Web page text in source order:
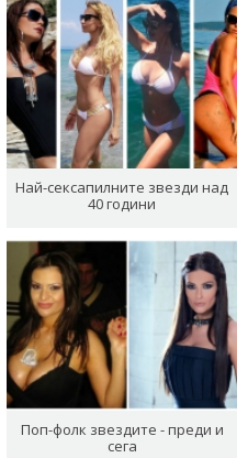
Най-сексапилните звезди над
40 години
Поп-фолк звездите - преди и
сега